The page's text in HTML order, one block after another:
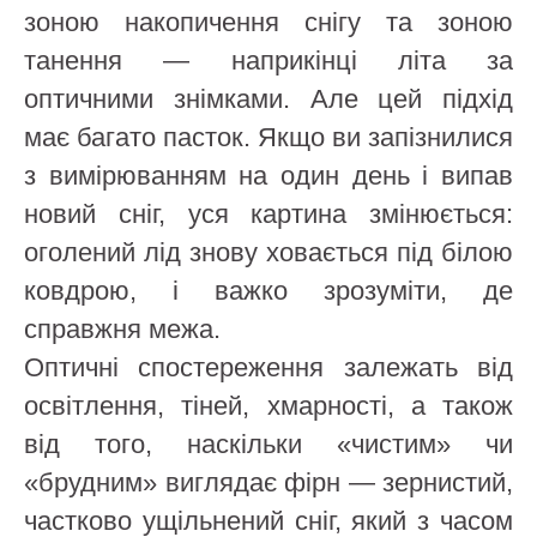
зоною накопичення снігу та зоною
танення — наприкінці літа за
оптичними знімками. Але цей підхід
має багато пасток. Якщо ви запізнилися
з вимірюванням на один день і випав
новий сніг, уся картина змінюється:
оголений лід знову ховається під білою
ковдрою, і важко зрозуміти, де
справжня межа.
Оптичні спостереження залежать від
освітлення, тіней, хмарності, а також
від того, наскільки «чистим» чи
«брудним» виглядає фірн — зернистий,
частково ущільнений сніг, який з часом